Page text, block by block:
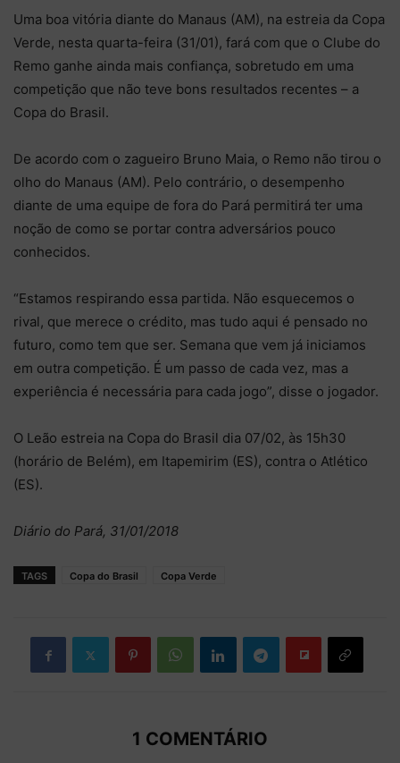
Uma boa vitória diante do Manaus (AM), na estreia da Copa
Verde, nesta quarta-feira (31/01), fará com que o Clube do
Remo ganhe ainda mais confiança, sobretudo em uma
competição que não teve bons resultados recentes – a
Copa do Brasil.
De acordo com o zagueiro Bruno Maia, o Remo não tirou o
olho do Manaus (AM). Pelo contrário, o desempenho
diante de uma equipe de fora do Pará permitirá ter uma
noção de como se portar contra adversários pouco
conhecidos.
“Estamos respirando essa partida. Não esquecemos o
rival, que merece o crédito, mas tudo aqui é pensado no
futuro, como tem que ser. Semana que vem já iniciamos
em outra competição. É um passo de cada vez, mas a
experiência é necessária para cada jogo”, disse o jogador.
O Leão estreia na Copa do Brasil dia 07/02, às 15h30
(horário de Belém), em Itapemirim (ES), contra o Atlético
(ES).
Diário do Pará, 31/01/2018
TAGS Copa do Brasil Copa Verde
1 COMENTÁRIO